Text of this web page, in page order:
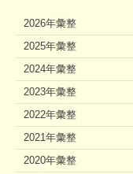
2026年彙整
2025年彙整
2024年彙整
2023年彙整
2022年彙整
2021年彙整
2020年彙整